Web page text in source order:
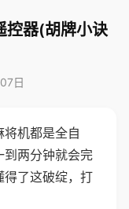
控器(胡牌小诀
日
机都是全自
到两分钟就会完
得了这破绽，打